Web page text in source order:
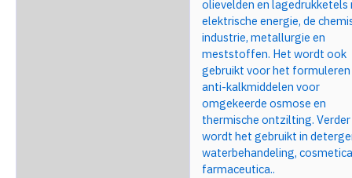
olievelden en lagedrukketels
elektrische energie, de
industrie, metallurgie en
meststoffen. Het wordt ook
gebruikt voor het formuleren
anti-kalkmiddelen voor
omgekeerde osmose en
thermische ontzilting. Verder
wordt het gebruikt in
waterbehandeling,
farmaceutica..